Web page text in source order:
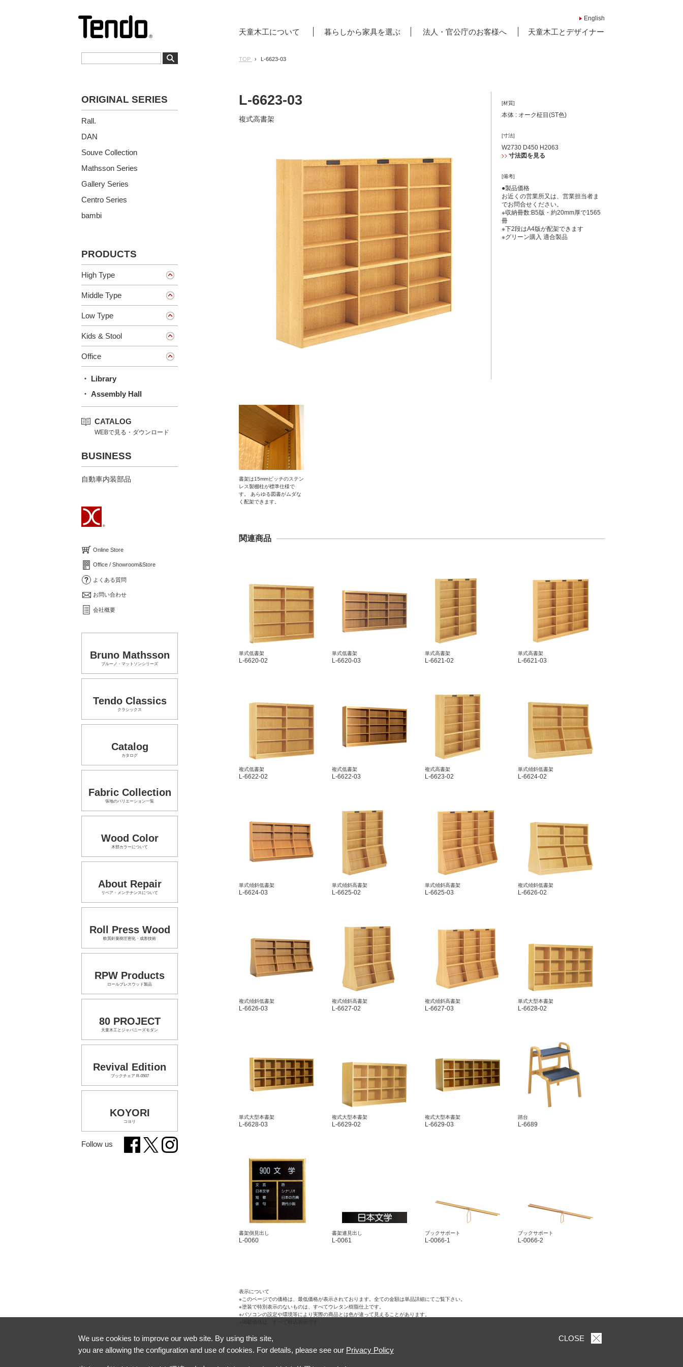
English
天童木工について 暮らしから家具を選ぶ 法人・官公庁のお客様へ 天童木工とデザイナー
TOP L-6623-03
L-6623-03
複式高書架
[材質]
本体 : オーク柾目(ST色)
[寸法]
W2730 D450 H2063
寸法図を見る
[備考]
●製品価格
お近くの営業所又は、営業担当者ま
でお問合せください。
※収納冊数:B5版・約20mm厚で1565
冊
※下2段はA4版が配架できます
※グリーン購入 適合製品
書架は15mmピッチのステン
レス製棚柱が標準仕様で
す。 あらゆる図書がムダな
く配架できます。
関連商品
単式低書架
L-6620-02
単式低書架
L-6620-03
単式高書架
L-6621-02
単式高書架
L-6621-03
複式低書架
L-6622-02
複式低書架
L-6622-03
複式高書架
L-6623-02
単式傾斜低書架
L-6624-02
単式傾斜低書架
L-6624-03
単式傾斜高書架
L-6625-02
単式傾斜高書架
L-6625-03
複式傾斜低書架
L-6626-02
複式傾斜低書架
L-6626-03
複式傾斜高書架
L-6627-02
複式傾斜高書架
L-6627-03
単式大型本書架
L-6628-02
単式大型本書架
L-6628-03
複式大型本書架
L-6629-02
複式大型本書架
L-6629-03
踏台
L-6689
書架側見出し
L-0060
書架連見出し
L-0061
ブックサポート
L-0066-1
ブックサポート
L-0066-2
表示について
※このページでの価格は、最低価格が表示されております。全ての金額は単品詳細にてご覧下さい。
※塗装で特別表示のないものは、すべてウレタン樹脂仕上です。
※パソコンの設定や環境等により実際の商品とは色が違って見えることがあります。
ORIGINAL SERIES
Rall.
DAN
Souve Collection
Mathsson Series
Gallery Series
Centro Series
bambi
PRODUCTS
High Type
Middle Type
Low Type
Kids & Stool
Office
・ Library
・ Assembly Hall
CATALOG
WEBで見る・ダウンロード
BUSINESS
自動車内装部品
Online Store
Office / Showroom&Store
よくある質問
お問い合わせ
会社概要
Bruno Mathsson
ブルーノ・マットソンシリーズ
Tendo Classics
クラシックス
Catalog
カタログ
Fabric Collection
張地のバリエーション一覧
Wood Color
木部カラーについて
About Repair
リペア・メンテナンスについて
Roll Press Wood
軟質針葉樹圧密化・成形技術
RPW Products
ロールプレスウッド製品
80 PROJECT
天童木工とジャパニーズモダン
Revival Edition
ブックチェア R-0507
KOYORI
コヨリ
Follow us
CLOSE
We use cookies to improve our web site. By using this site,
you are allowing the configuration and use of cookies. For details, please see our Privacy Policy